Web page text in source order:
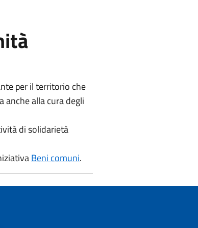
per il territorio che
anche alla cura degli
di solidarietà
Beni comuni.